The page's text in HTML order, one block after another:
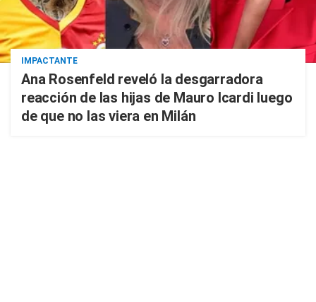
IMPACTANTE
Ana Rosenfeld reveló la desgarradora
reacción de las hijas de Mauro Icardi luego
de que no las viera en Milán